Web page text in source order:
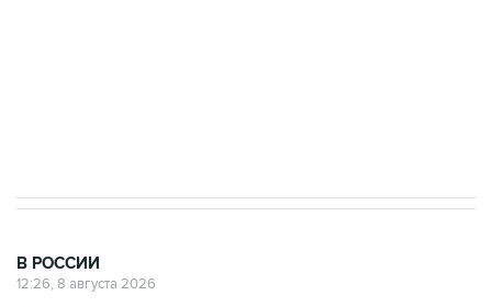
В РОССИИ
12:26, 8 августа 2026